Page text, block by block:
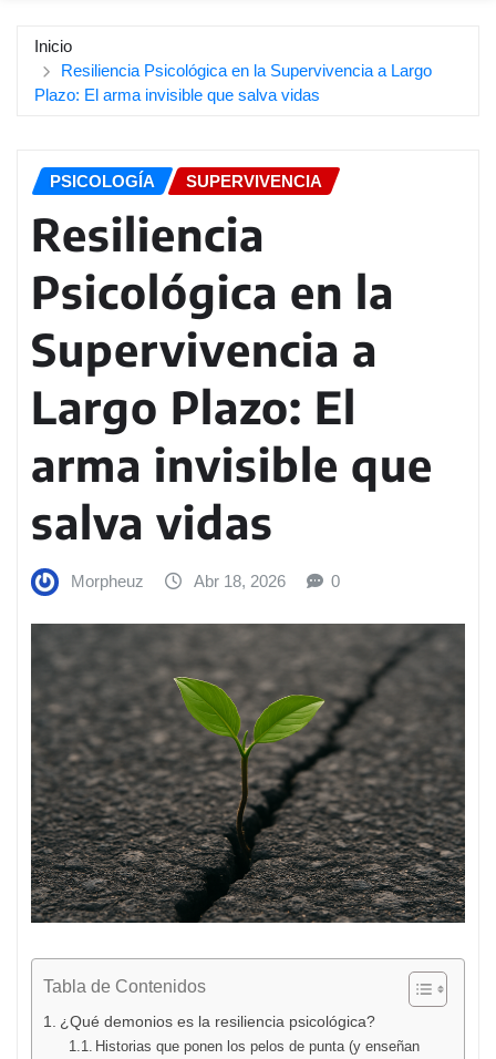
Inicio
Resiliencia Psicológica en la Supervivencia a Largo
Plazo: El arma invisible que salva vidas
PSICOLOGÍA SUPERVIVENCIA
Resiliencia
Psicológica en la
Supervivencia a
Largo Plazo: El
arma invisible que
salva vidas
Morpheuz Abr 18, 2026 0
Tabla de Contenidos
¿Qué demonios es la resiliencia psicológica?
Historias que ponen los pelos de punta (y enseñan